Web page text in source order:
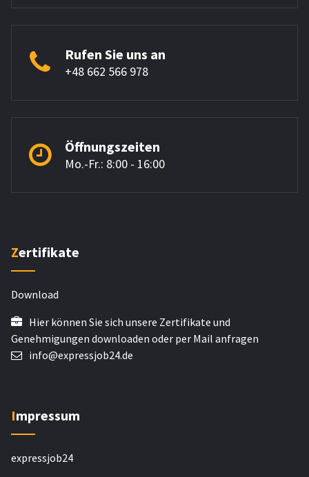
Rufen Sie uns an
+48 662 566 978
Öffnungszeiten
Mo.-Fr.: 8:00 - 16:00
Zertifikate
Download
Hier können Sie sich unsere Zertifikate und
Genehmigungen downloaden oder per Mail anfragen
info@expressjob24.de
Impressum
expressjob24